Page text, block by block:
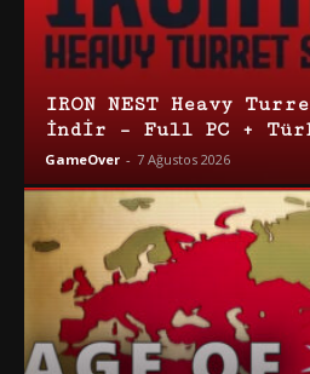
IRON NEST Heavy
İndir – Full PC +
GameOver - 7 Ağustos 2026